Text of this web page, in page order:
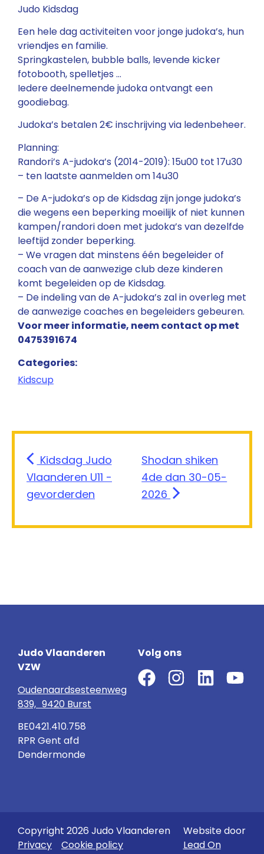
Judo Kidsdag
Een hele dag activiteiten voor jonge judoka’s, hun
vriendjes en familie.
Springkastelen, bubble balls, levende kicker
fotobooth, spelletjes …
Iedere deelnemende judoka ontvangt een
goodiebag.
Judoka’s betalen 2€ inschrijving via ledenbeheer.
Planning:
Randori’s A-judoka’s (2014-2019): 15u00 tot 17u30
– ten laatste aanmelden om 14u30
– De A-judoka’s op de Kidsdag zijn jonge judoka’s
die wegens een beperking moeilijk of niet kunnen
kampen/randori doen met judoka’s van dezelfde
leeftijd zonder beperking.
– We vragen dat minstens één begeleider of
coach van de aanwezige club deze kinderen
komt begeleiden op de Kidsdag.
– De indeling van de A-judoka’s zal in overleg met
de aanwezige coaches en begeleiders gebeuren.
Voor meer informatie, neem contact op met
0475391674
Categories:
Kidscup
Kidsdag Judo
Vlaanderen U11 -
gevorderden
Shodan shiken
4de dan 30-05-
2026
Judo Vlaanderen
VZW
Oudenaardsesteenweg
839, 9420 Burst
BE0421.410.758
RPR Gent afd
Dendermonde
Volg ons
Copyright 2026 Judo Vlaanderen
Privacy
Cookie policy
Website door
Lead On